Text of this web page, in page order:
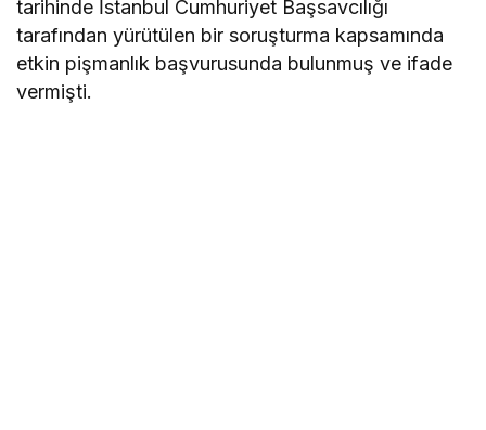
tarihinde İstanbul Cumhuriyet Başsavcılığı
tarafından yürütülen bir soruşturma kapsamında
etkin pişmanlık başvurusunda bulunmuş ve ifade
vermişti.